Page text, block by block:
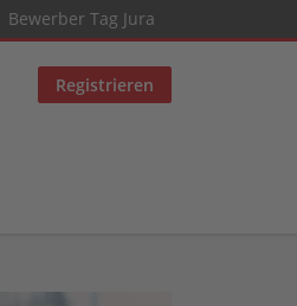
Bewerber Tag Jura
Registrieren